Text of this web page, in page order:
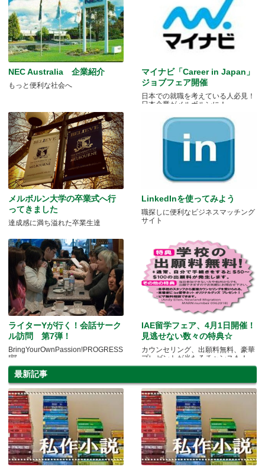
NEC Australia 企業紹介
もっと便利な社会へ
マイナビ「Career in Japan」
ジョブフェア開催
日本での就職を考えている人必見！
日本企業がメルボルンに！
メルボルン大学の卒業式へ行
ってきました
達成感に満ち溢れた卒業生達
LinkedInを使ってみよう
職探しに便利なビジネスマッチング
サイト
ライターYが行く！会話サーク
ル訪問 第7弾！
BringYourOwnPassion!PROGRESS
I部
IAE留学フェア、4月1日開催！
見逃せない数々の特典☆
カウンセリング、出願料無料、豪華
プレゼントが当たるチャンスも！
最新記事